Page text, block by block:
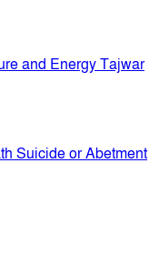
and Energy Tajwar
Suicide or Abetment